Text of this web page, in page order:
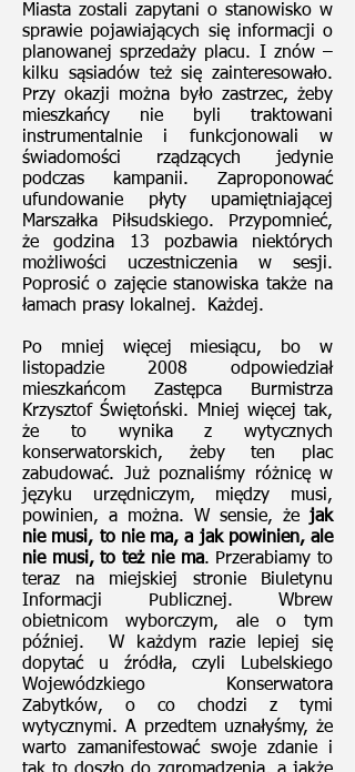
Miasta zostali zapytani o stanowisko w
sprawie pojawiających się informacji o
planowanej sprzedaży placu. I znów –
kilku sąsiadów też się zainteresowało.
Przy okazji można było zastrzec, żeby
mieszkańcy nie byli traktowani
instrumentalnie i funkcjonowali w
świadomości rządzących jedynie
podczas kampanii. Zaproponować
ufundowanie płyty upamiętniającej
Marszałka Piłsudskiego. Przypomnieć,
że godzina 13 pozbawia niektórych
możliwości uczestniczenia w sesji.
Poprosić o zajęcie stanowiska także na
łamach prasy lokalnej. Każdej.
Po mniej więcej miesiącu, bo w
listopadzie 2008 odpowiedział
mieszkańcom Zastępca Burmistrza
Krzysztof Świętoński. Mniej więcej tak,
że to wynika z wytycznych
konserwatorskich, żeby ten plac
zabudować. Już poznaliśmy różnicę w
języku urzędniczym, między musi,
powinien, a można. W sensie, że jak
nie musi, to nie ma, a jak powinien, ale
nie musi, to też nie ma. Przerabiamy to
teraz na miejskiej stronie Biuletynu
Informacji Publicznej. Wbrew
obietnicom wyborczym, ale o tym
później. W każdym razie lepiej się
dopytać u źródła, czyli Lubelskiego
Wojewódzkiego Konserwatora
Zabytków, o co chodzi z tymi
wytycznymi. A przedtem uznałyśmy, że
warto zamanifestować swoje zdanie i